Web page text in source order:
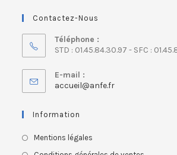
Contactez-Nous
Téléphone :
STD : 01.45.84.30.97 - SFC :
E-mail :
accueil@anfe.fr
Information
Mentions légales